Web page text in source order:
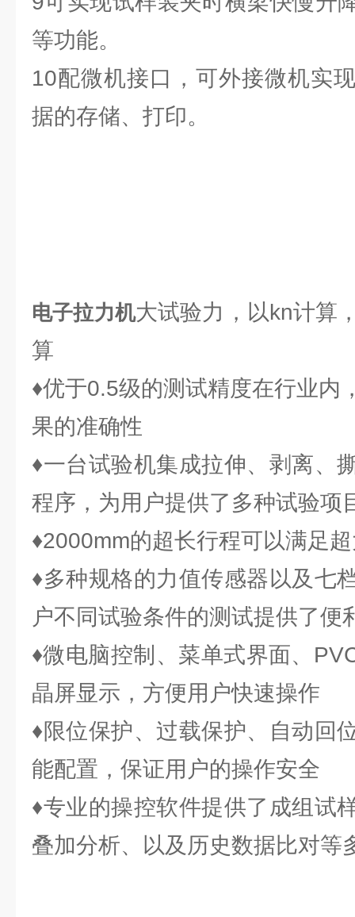
等功能。
10配微机接口，可外接微机实
据的存储、打印。
电子拉力机大试验力，以kn计算
算
♦优于0.5级的测试精度在行业内
果的准确性
♦一台试验机集成拉伸、剥离、
程序，为用户提供了多种试验项
♦2000mm的超长行程可以满足
♦多种规格的力值传感器以及七
户不同试验条件的测试提供了便
♦微电脑控制、菜单式界面、
晶屏显示，方便用户快速操作
♦限位保护、过载保护、自动回
能配置，保证用户的操作安全
♦专业的操控软件提供了成组试
叠加分析、以及历史数据比对等